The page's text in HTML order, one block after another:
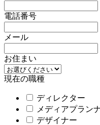
電話番号
メール
お住まい
現在の職種
ディレクター
メディアプラン
デザイナー